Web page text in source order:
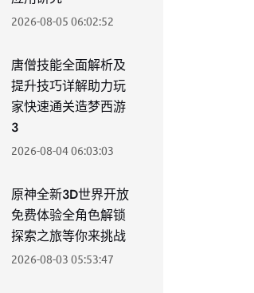
2026-08-05 06:02:52
唐僧技能全面解析及
提升技巧详解助力玩
家快速通关造梦西游
3
2026-08-04 06:03:03
原神全新3D世界开放
免费体验全角色解锁
探索之旅等你来挑战
2026-08-03 05:53:47